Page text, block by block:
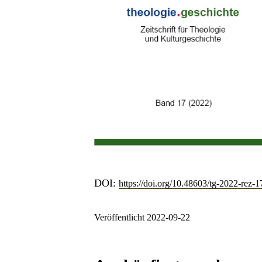
DOI:https://doi.org/10.48603/tg-2022-rez-
Veröffentlicht 2022-09-22